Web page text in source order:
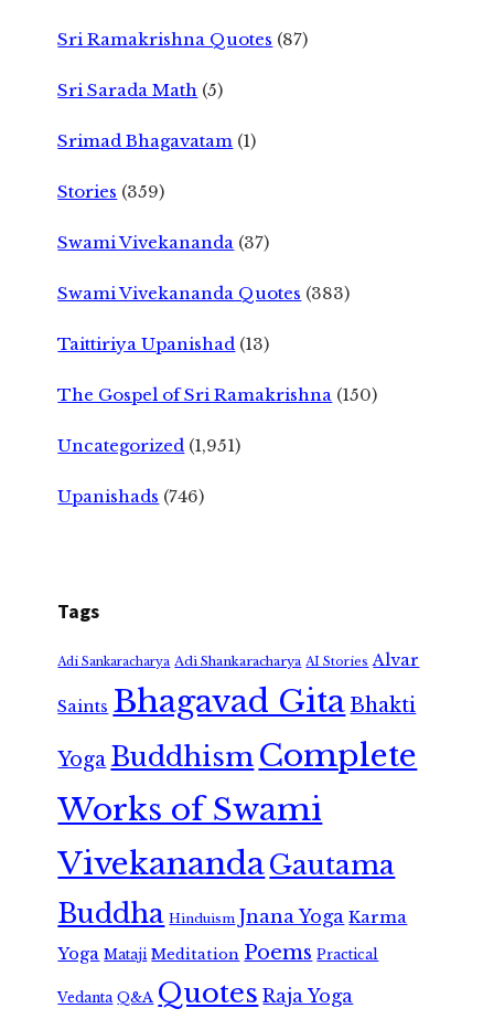
Sri Ramakrishna Quotes (87)
Sri Sarada Math (5)
Srimad Bhagavatam (1)
Stories (359)
Swami Vivekananda (37)
Swami Vivekananda Quotes (383)
Taittiriya Upanishad (13)
The Gospel of Sri Ramakrishna (150)
Uncategorized (1,951)
Upanishads (746)
Tags
Adi Sankaracharya Adi Shankaracharya AI Stories Alvar
Saints Bhagavad GitaBhakti
Yoga Buddhism Complete
Works of Swami
VivekanandaGautama
Buddha Hinduism Jnana Yoga Karma
Yoga Mataji Meditation Poems Practical
Vedanta Q&A Quotes Raja Yoga